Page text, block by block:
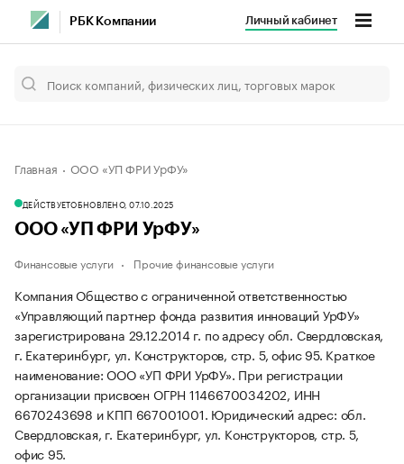
РБК Компании Личный кабинет
Главная ООО «УП ФРИ УрФУ»
ДЕЙСТВУЕТОБНОВЛЕНО, 07.10.2025
ООО «УП ФРИ УрФУ»
Финансовые услуги Прочие финансовые услуги
Компания Общество с ограниченной ответственностью
«Управляющий партнер фонда развития инноваций УрФУ»
зарегистрирована 29.12.2014 г. по адресу обл. Свердловская,
г. Екатеринбург, ул. Конструкторов, стр. 5, офис 95. Краткое
наименование: ООО «УП ФРИ УрФУ». При регистрации
организации присвоен ОГРН 1146670034202, ИНН
6670243698 и КПП 667001001. Юридический адрес: обл.
Свердловская, г. Екатеринбург, ул. Конструкторов, стр. 5,
офис 95.